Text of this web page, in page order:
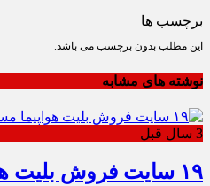
برچسب ها
این مطلب بدون برچسب می باشد.
نوشته های مشابه
3 سال قبل
۱۹ سایت فروش بلیت هواپیما مسدود شد